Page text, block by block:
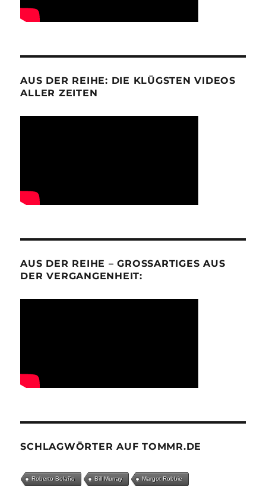
AUS DER REIHE: DIE KLÜGSTEN VIDEOS
ALLER ZEITEN
AUS DER REIHE – GROSSARTIGES AUS D
ER VERGANGENHEIT:
SCHLAGWÖRTER AUF TOMMR.DE
Roberto Bolaño Bill Murray Margot Robbie